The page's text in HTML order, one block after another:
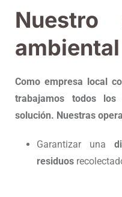
Nuestro
ambiental
Como empresa local
trabajamos todos
solución. Nuestras
Garantizar una
residuos